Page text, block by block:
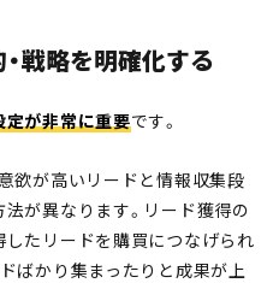
戦略を明確化する
定が非常に重要です。
欲が高いリードと情報収集段
が異なります。リード獲得の
たリードを購買につなげられ
ばかり集まったりと成果が上